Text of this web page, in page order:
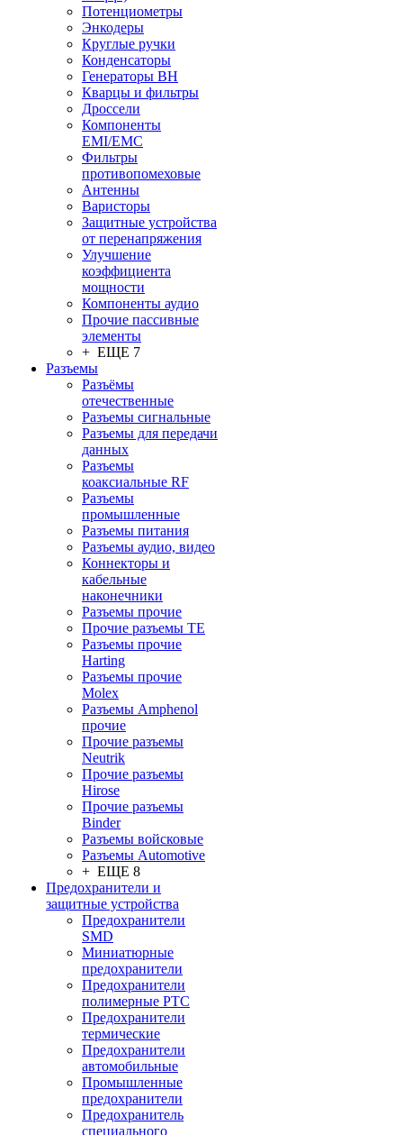
Потенциометры
Энкодеры
Круглые ручки
Конденсаторы
Генераторы ВН
Кварцы и фильтры
Дроссели
Компоненты
EMI/EMC
Фильтры
противопомеховые
Антенны
Варисторы
Защитные устройства
от перенапряжения
Улучшение
коэффициента
мощности
Компоненты аудио
Прочие пассивные
элементы
+ ЕЩЕ 7
Разъeмы
Разъёмы
отечественные
Разъeмы сигнальные
Разъeмы для передачи
данных
Разъeмы
коаксиальные RF
Разъeмы
промышленные
Разъeмы питания
Разъeмы аудио, видео
Коннекторы и
кабельные
наконечники
Разъeмы прочие
Прочие разъемы TE
Разъемы прочие
Harting
Разъемы прочие
Molex
Разъемы Amphenol
прочие
Прочие разъемы
Neutrik
Прочие разъемы
Hirose
Прочие разъемы
Binder
Разъемы войсковые
Разъeмы Automotive
+ ЕЩЕ 8
Предохранители и
защитные устройства
Предохранители
SMD
Миниатюрные
предохранители
Предохранители
полимерные PTC
Предохранители
термические
Предохранители
автомобильные
Промышленные
предохранители
Предохранитель
специального